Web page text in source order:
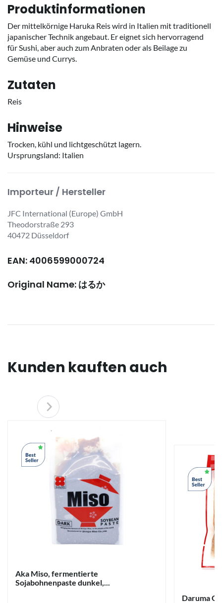
Produktinformationen
Der mittelkörnige Haruka Reis wird in Italien mit traditionell
japanischer Technik angebaut. Er eignet sich hervorragend
für Sushi, aber auch zum Anbraten oder als Beilage zu
Gemüse und Currys.
Zutaten
Reis
Hinweise
Trocken, kühl und lichtgeschützt lagern.
Ursprungsland: Italien
Importeur / Hersteller
JFC International (Europe) GmbH
Theodorstraße 293
40472 Düsseldorf
EAN: 4006599000724
Original Name: はるか
Kunden kauften auch
Aka Miso, fermentierte
Sojabohnenpaste dunkel,...
Daruma